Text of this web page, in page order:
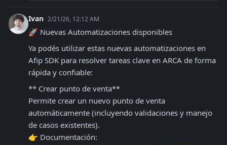
Ivan 2/21/26, 12:12 AM
🚀 Nuevas Automatizaciones disponibles
Ya podés utilizar estas nuevas automatizaciones en
Afip SDK para resolver tareas clave en ARCA de forma
rápida y confiable:
** Crear punto de venta**
Permite crear un nuevo punto de venta
automáticamente (incluyendo validaciones y manejo
de casos existentes).